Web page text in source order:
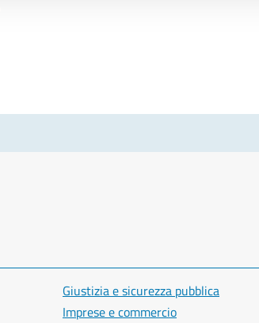
Giustizia e sicurezza pubblica
Imprese e commercio